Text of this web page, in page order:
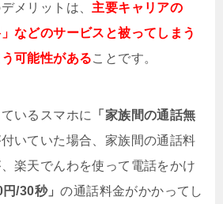
メリットは、 主要キャリアの
などのサービスと被ってしまう
可能性があることです。
いるスマホに
「家族間の通話無
いていた場合、家族間の通話料
楽天でんわを使って電話をかけ
円/30秒」の通話料金がかかってし